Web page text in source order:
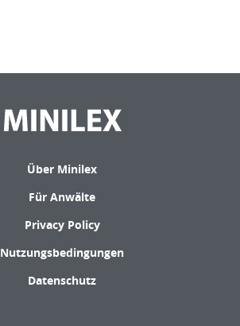
Über Minilex
Für Anwälte
Privacy Policy
Nutzungsbedingungen
Datenschutz